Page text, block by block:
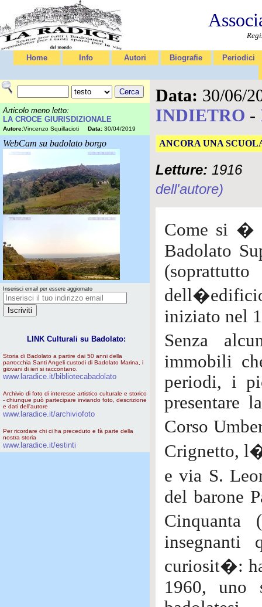
Home Info Autori Biografie Periodici
Articolo meno letto:
LA CROCE GIURISDIZIONALE
Autore:Vincenzo Squillacioti Data: 30/04/2019
WebCam su badolato borgo
Inserisci email per essere aggiornato
LINK Culturali su Badolato:
Storia di Badolato a partire dai 50 anni della
parrocchia Santi Angeli custodi di Badolato Marina, i
giovani di ieri si raccontano.
www.laradice.it/bibliotecabadolato
Archivio di foto di interesse artistico culturale e storico
- chiunque può partecipare inviando foto, descrizione
e dati dell'autore
www.laradice.it/archiviofoto
Per ricordare chi ci ha preceduto e fà parte della
nostra storia
www.laradice.it/estinti
Data: 30/06/
INDIETRO -
ANCORA UNA
Letture: 1916
dell'autore)
Come si �
Badolato
iniziato nel
Senza
immobili
periodi, i
presentare
Corso
Crignetto,
e via S.
del barone
insegnanti
curiosit�:
1960, uno